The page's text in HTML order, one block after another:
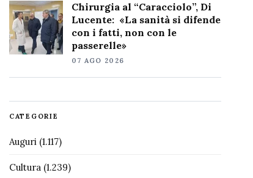
Chirurgia al “Caracciolo”, Di
Lucente: «La sanità si difende
con i fatti, non con le
passerelle»
07 AGO 2026
CATEGORIE
Auguri(1.117)
Cultura(1.239)